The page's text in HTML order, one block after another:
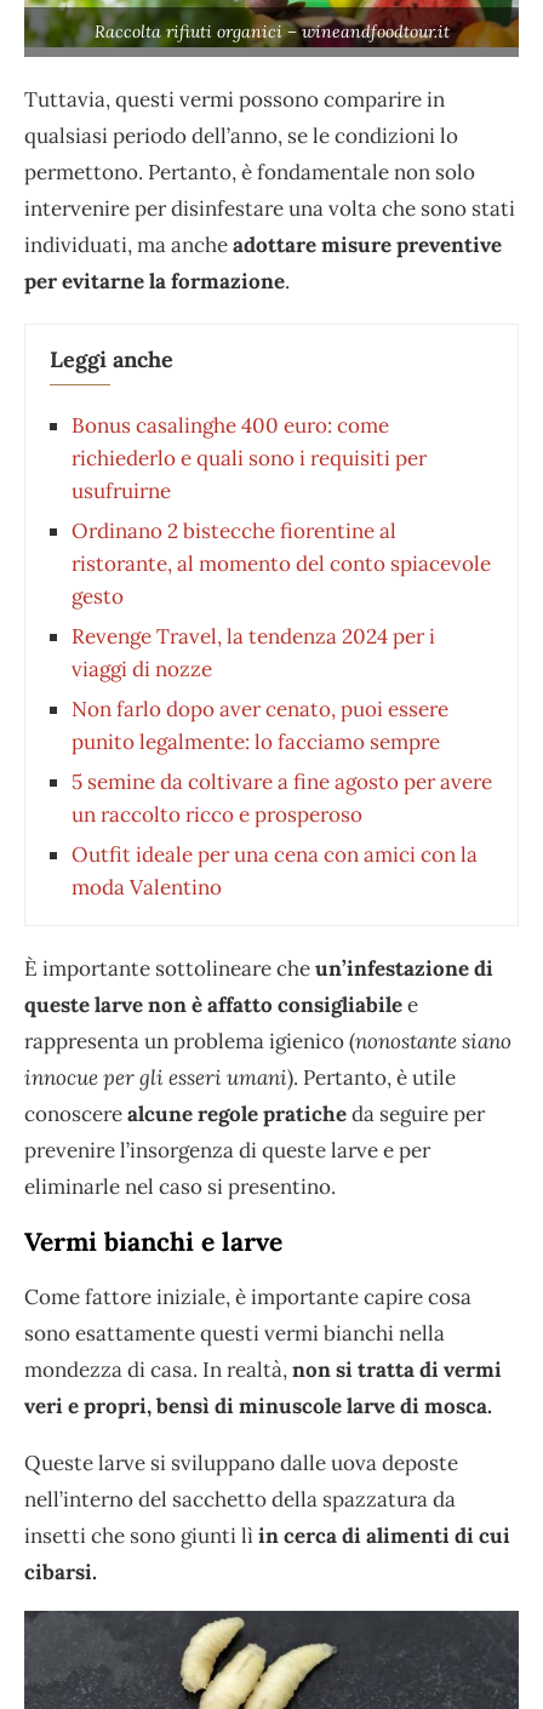
Raccolta rifiuti organici – wineandfoodtour.it
Tuttavia, questi vermi possono comparire in
qualsiasi periodo dell’anno, se le condizioni lo
permettono. Pertanto, è fondamentale non solo
intervenire per disinfestare una volta che sono stati
individuati, ma ancheadottare misure preventive
per evitarne la formazione.
Leggi anche
Bonus casalinghe 400 euro: come
richiederlo e quali sono i requisiti per
usufruirne
Ordinano 2 bistecche fiorentine al
ristorante, al momento del conto spiacevole
gesto
Revenge Travel, la tendenza 2024 per i
viaggi di nozze
Non farlo dopo aver cenato, puoi essere
punito legalmente: lo facciamo sempre
5 semine da coltivare a fine agosto per avere
un raccolto ricco e prosperoso
Outfit ideale per una cena con amici con la
moda Valentino
È importante sottolineare cheun’infestazione di
queste larve non è affatto consigliabilee
rappresenta un problema igienico (nonostante siano
innocue per gli esseri umani). Pertanto, è utile
conoscerealcune regole praticheda seguire per
prevenire l’insorgenza di queste larve e per
eliminarle nel caso si presentino.
Vermi bianchi e larve
Come fattore iniziale, è importante capire cosa
sono esattamente questi vermi bianchi nella
mondezza di casa. In realtà,non si tratta di vermi
veri e propri, bensì di minuscole larve di mosca.
Queste larve si sviluppano dalle uova deposte
nell’interno del sacchetto della spazzatura da
insetti che sono giunti lìin cerca di alimenti di cui
cibarsi.